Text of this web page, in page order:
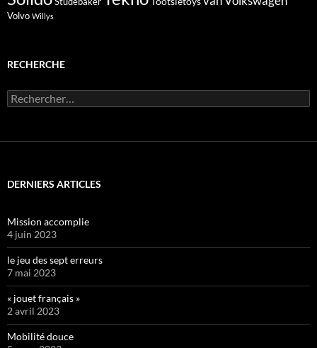
Volvo Willys
RECHERCHE
Rechercher :
DERNIERS ARTICLES
Mission accomplie
4 juin 2023
le jeu des sept erreurs
7 mai 2023
« jouet français »
2 avril 2023
Mobilité douce